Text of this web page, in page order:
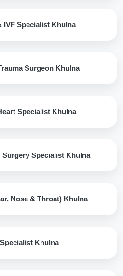
IVF Specialist Khulna
Surgeon Khulna
Specialist Khulna
Surgery Specialist Khulna
Nose & Throat) Khulna
Khulna